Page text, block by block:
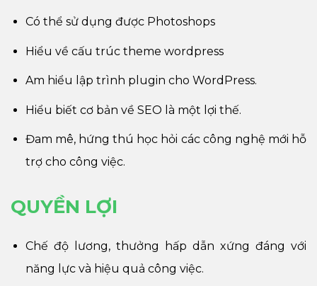
Có thể sử dụng được Photoshops
Hiểu về cấu trúc theme wordpress
Am hiểu lập trình plugin cho WordPress.
Hiểu biết cơ bản về SEO là một lợi thế.
Đam mê, hứng thú học hỏi các công nghệ mới hỗ
trợ cho công việc.
QUYỀN LỢI
Chế độ lương, thưởng hấp dẫn xứng đáng với
năng lực và hiệu quả công việc.